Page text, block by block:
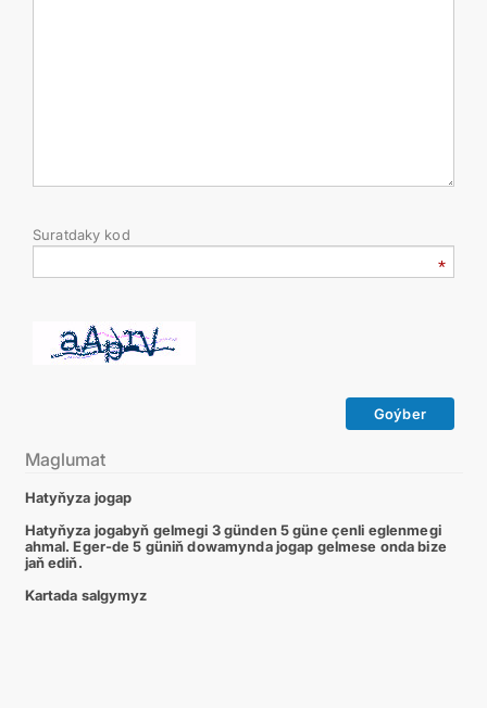
Suratdaky kod
Goýber
Maglumat
Hatyňyza jogap
Hatyňyza jogabyň gelmegi 3 günden 5 güne çenli eglenmegi
ahmal. Eger-de 5 güniň dowamynda jogap gelmese onda bize
jaň ediň.
Kartada salgymyz